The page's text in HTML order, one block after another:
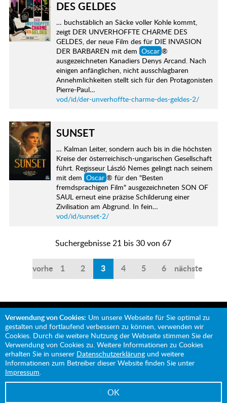
DES GELDES
… buchstäblich an Säcke voller Kohle kommt,
zeigt DER UNVERHOFFTE CHARME DES
GELDES, der neue Film des für DIE INVASION
DER BARBAREN mit dem Oscar ®
ausgezeichneten Kanadiers Denys Arcand. Nach
einigen anfänglichen, nicht ausschlagbaren
Annehmlichkeiten stellt sich für den Protagonisten
Pierre-Paul…
vod/id/der-unverhoffte-charme-des-geldes-2/
SUNSET
… Kalman Leiter, sondern auch bis in die höchsten
Kreise der österreichisch-ungarischen Gesellschaft
führt. Regisseur László Nemes gelingt nach seinem
mit dem Oscar ® für den "Besten
fremdsprachigen Film" ausgezeichneten SON OF
SAUL erneut eine präzise Schilderung einer
Zivilisation am Abgrund. In fein…
vod/id/sunset-2/
Suchergebnisse 21 bis 30 von 67
vorherige
1 2 3 4 5 6 nächste
Mit Unterstützung von:
Datenschutz
Verwendung von Cookies: Um unsere Webseite für Sie optimal zu
gestalten und fortlaufend verbessern zu können, verwenden wir
Cookies. Durch die weitere Nutzung der Webseite stimmen Sie der
Verwendung von Cookies zu. Weitere Informationen zu Cookies
erhalten Sie in unserer Datenschutzerklärung und weitere
Informationen zum Betreiber dieser Website finden Sie unter
Impressum.
OK